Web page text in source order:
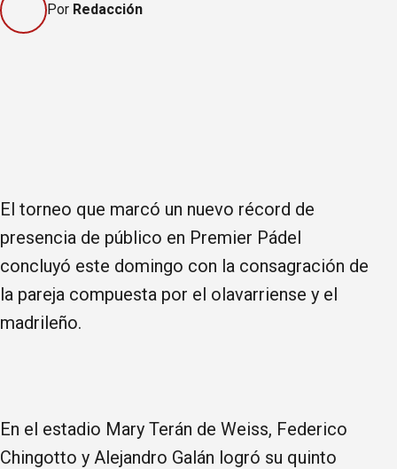
Por Redacción
El torneo que marcó un nuevo récord de
presencia de público en Premier Pádel
concluyó este domingo con la consagración de
la pareja compuesta por el olavarriense y el
madrileño.
En el estadio Mary Terán de Weiss, Federico
Chingotto y Alejandro Galán logró su quinto